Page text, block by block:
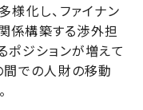
化し、ファイナン
係構築する渉外担
ポジションが増えて
間での人財の移動